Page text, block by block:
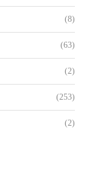
(8)
(63)
(2)
(253)
(2)